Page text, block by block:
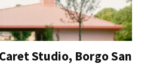
Studio, Borgo San